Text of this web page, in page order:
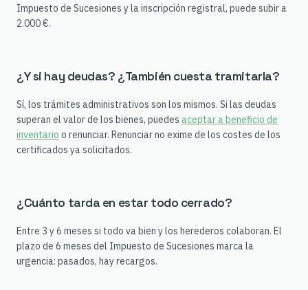
Impuesto de Sucesiones y la inscripción registral, puede subir a
2.000 €.
¿Y si hay deudas? ¿También cuesta tramitarla?
Sí, los trámites administrativos son los mismos. Si las deudas
superan el valor de los bienes, puedes aceptar a beneficio de
inventario o renunciar. Renunciar no exime de los costes de los
certificados ya solicitados.
¿Cuánto tarda en estar todo cerrado?
Entre 3 y 6 meses si todo va bien y los herederos colaboran. El
plazo de 6 meses del Impuesto de Sucesiones marca la
urgencia: pasados, hay recargos.